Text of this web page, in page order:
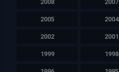
2008 2007
2005 2004
2002 2001
1999 1998